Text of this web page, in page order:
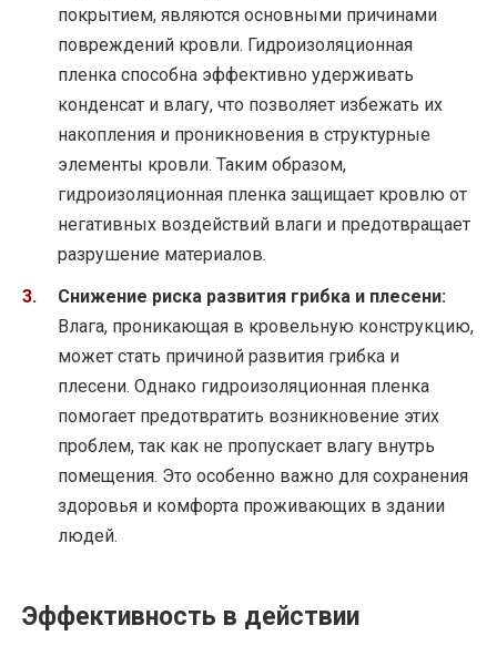
покрытием, являются основными причинами
повреждений кровли. Гидроизоляционная
пленка способна эффективно удерживать
конденсат и влагу, что позволяет избежать их
накопления и проникновения в структурные
элементы кровли. Таким образом,
гидроизоляционная пленка защищает кровлю от
негативных воздействий влаги и предотвращает
разрушение материалов.
Снижение риска развития грибка и плесени:
Влага, проникающая в кровельную конструкцию,
может стать причиной развития грибка и
плесени. Однако гидроизоляционная пленка
помогает предотвратить возникновение этих
проблем, так как не пропускает влагу внутрь
помещения. Это особенно важно для сохранения
здоровья и комфорта проживающих в здании
людей.
Эффективность в действии